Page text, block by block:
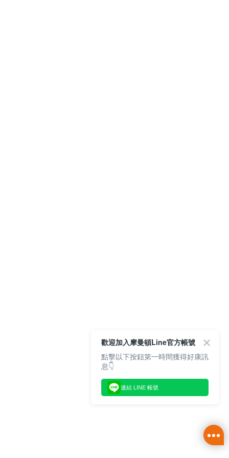
歡迎加入摩曼頓Line官方帳號
點擊以下按鈕第一時間獲得好康訊
息👇
連結 LINE 帳號